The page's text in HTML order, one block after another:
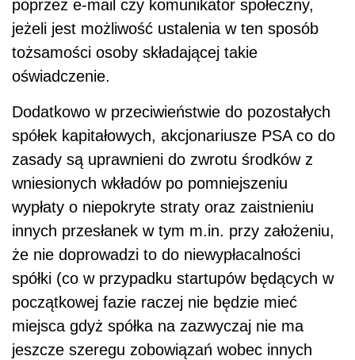
poprzez e-mail czy komunikator społeczny,
jeżeli jest możliwość ustalenia w ten sposób
tożsamości osoby składającej takie
oświadczenie.
Dodatkowo w przeciwieństwie do pozostałych
spółek kapitałowych, akcjonariusze PSA co do
zasady są uprawnieni do zwrotu środków z
wniesionych wkładów po pomniejszeniu
wypłaty o niepokryte straty oraz zaistnieniu
innych przesłanek w tym m.in. przy założeniu,
że nie doprowadzi to do niewypłacalności
spółki (co w przypadku startupów będących w
początkowej fazie raczej nie będzie mieć
miejsca gdyż spółka na zazwyczaj nie ma
jeszcze szeregu zobowiązań wobec innych